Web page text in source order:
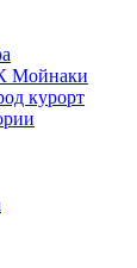
Мойнаки
курорт